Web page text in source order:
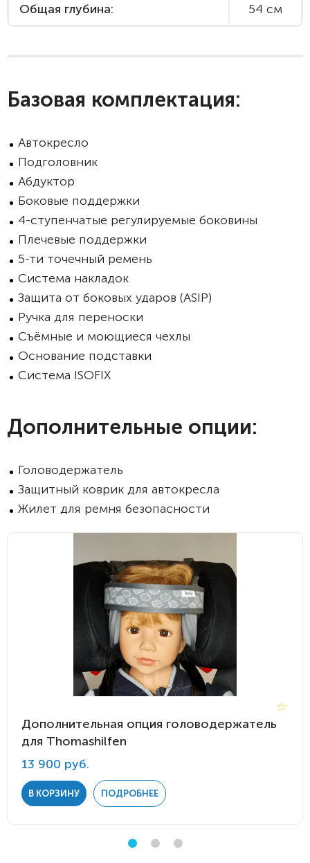
Общая глубина: 54 см
Базовая комплектация:
Автокресло
Подголовник
Абдуктор
Боковые поддержки
4-ступенчатые регулируемые боковины
Плечевые поддержки
5-ти точечный ремень
Система накладок
Защита от боковых ударов (ASIP)
Ручка для переноски
Съёмные и моющиеся чехлы
Основание подставки
Система ISOFIX
Дополнительные опции:
Головодержатель
Защитный коврик для автокресла
Жилет для ремня безопасности
Дополнительная опция головодержатель
для Thomashilfen
13 900 руб.
В КОРЗИНУ ПОДРОБНЕЕ